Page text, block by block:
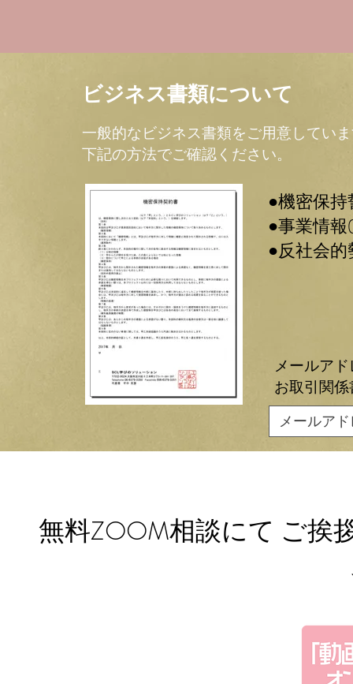
ビジネス書類について
一般的なビジネス書類をご用意してい
​下記の方法でご確認ください。
メールア
お取引関
​●機密保
​●事業情
​●反社会
無料ZOOM相談にて ご挨